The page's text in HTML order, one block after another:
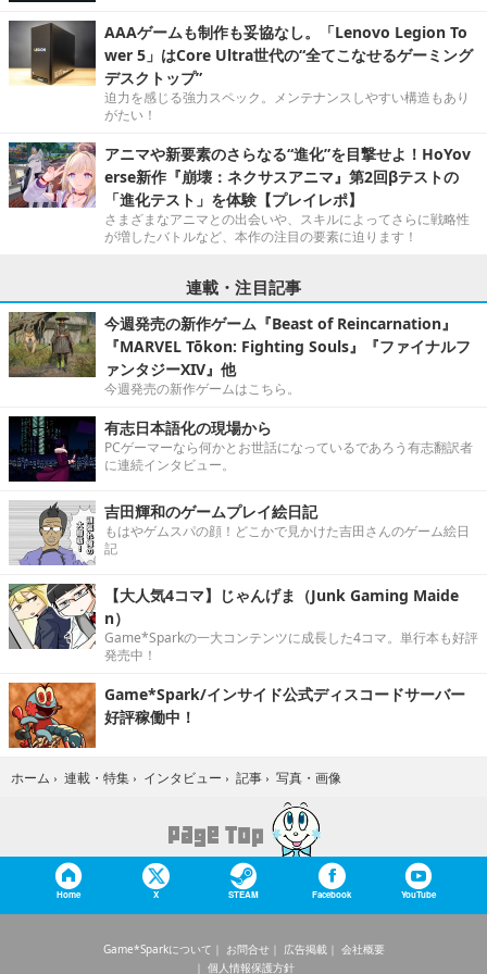
AAAゲームも制作も妥協なし。「Lenovo Legion To
wer 5」はCore Ultra世代の“全てこなせるゲーミング
デスクトップ”
迫力を感じる強力スペック。メンテナンスしやすい構造もあり
がたい！
アニマや新要素のさらなる“進化”を目撃せよ！HoYov
erse新作『崩壊：ネクサスアニマ』第2回βテストの
「進化テスト」を体験【プレイレポ】
さまざまなアニマとの出会いや、スキルによってさらに戦略性
が増したバトルなど、本作の注目の要素に迫ります！
連載・注目記事
今週発売の新作ゲーム『Beast of Reincarnation』
『MARVEL Tōkon: Fighting Souls』『ファイナルフ
ァンタジーXIV』他
今週発売の新作ゲームはこちら。
有志日本語化の現場から
PCゲーマーなら何かとお世話になっているであろう有志翻訳者
に連続インタビュー。
吉田輝和のゲームプレイ絵日記
もはやゲムスパの顔！どこかで見かけた吉田さんのゲーム絵日
記
【大人気4コマ】じゃんげま（Junk Gaming Maide
n）
Game*Sparkの一大コンテンツに成長した4コマ。単行本も好評
発売中！
Game*Spark/インサイド公式ディスコードサーバー
好評稼働中！
ホーム › 連載・特集 › インタビュー › 記事 › 写真・画像
Home X STEAM Facebook YouTube
Game*Sparkについて お問合せ 広告掲載
会社概要
個人情報保護方針